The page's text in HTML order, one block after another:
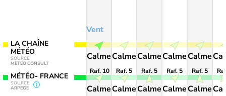
LA CHAÎNE
MÉTÉO
SOURCE
METEO CONSULT
MÉTÉO- FRANCE
SOURCE
ARPEGE
Vent
Calme
Raf. 10
Calme
Calme
Raf. 5
Calme
Calme
Raf. 5
Calme
Calme
Raf. 5
Calme
Calme
Raf. 5
Calme